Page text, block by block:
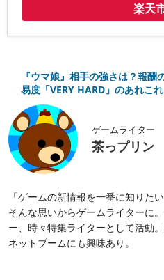
楽天
『ウマ娘』相手の強さは？報
易度「VERY HARD」のあれこれ
ゲームライター
茶っプリン
「ゲームの新情報を一番に知りた
そんな思いからゲームライターに
ー、時々特集ライターとして活動
ネットブームにも興味あり。